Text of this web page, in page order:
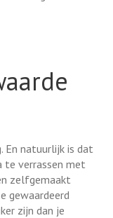
En natuurlijk is dat
te verrassen met
zelfgemaakt
gewaardeerd
zijn dan je